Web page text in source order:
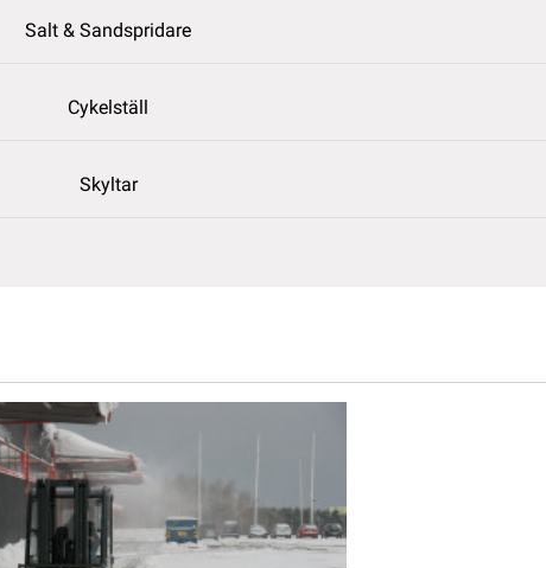
Salt & Sandspridare
Cykelställ
Skyltar